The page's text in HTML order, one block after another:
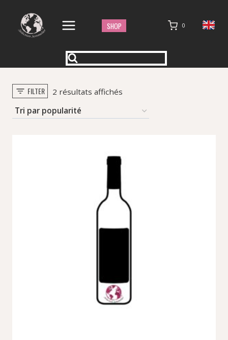
contenu
SHOP 0
FILTER 2 résultats affichésTrié
popularité